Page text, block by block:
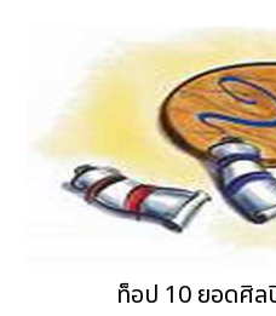
ท็อป 10 ยอดศิล